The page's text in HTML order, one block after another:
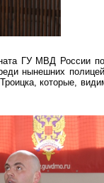
ГУ МВД России
нынешних
которые,